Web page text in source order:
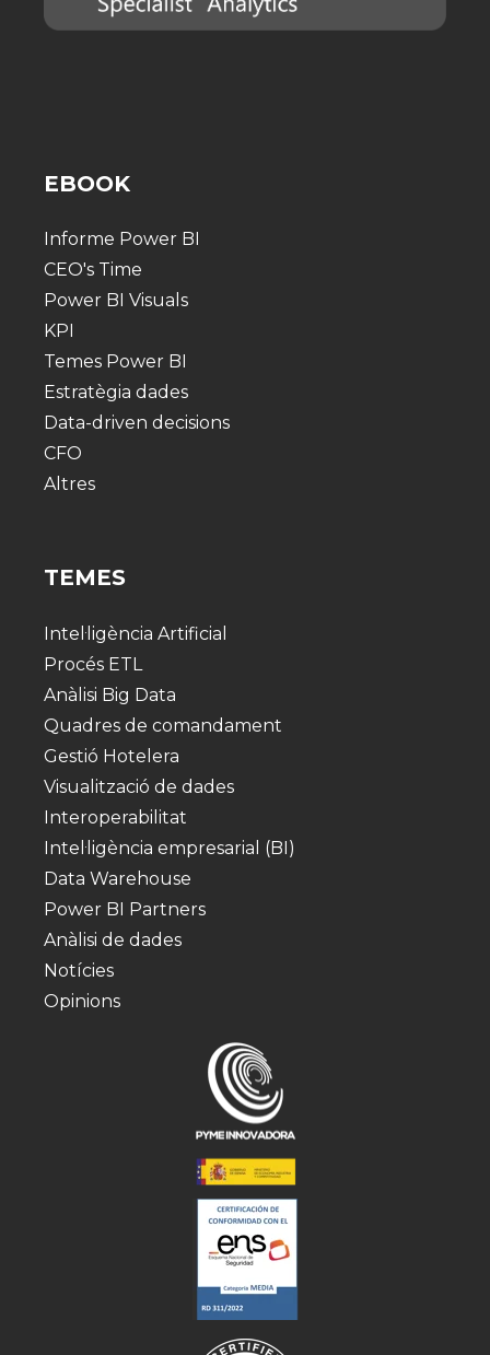
EBOOK
Informe Power BI
CEO's Time
Power BI Visuals
KPI
Temes Power BI
Estratègia dades
Data-driven decisions
CFO
Altres
TEMES
Intel·ligència Artificial
Procés ETL
Anàlisi Big Data
Quadres de comandament
Gestió Hotelera
Visualització de dades
Interoperabilitat
Intel·ligència empresarial (BI)
Data Warehouse
Power BI Partners
Anàlisi de dades
Notícies
Opinions